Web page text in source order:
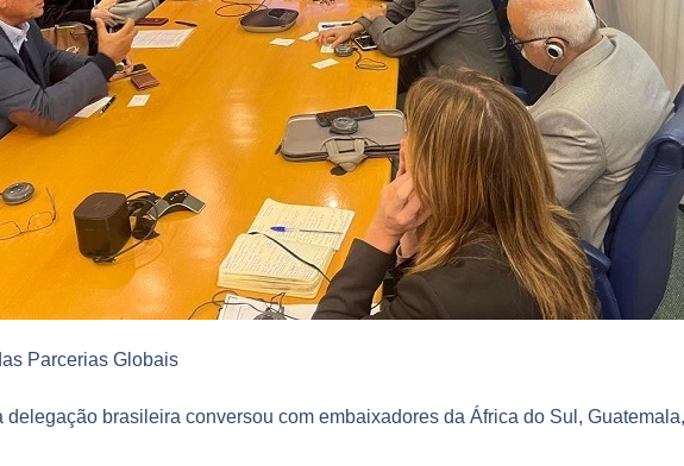
Parcerias Globais
delegação brasileira conversou com embaixadores da África do Sul,